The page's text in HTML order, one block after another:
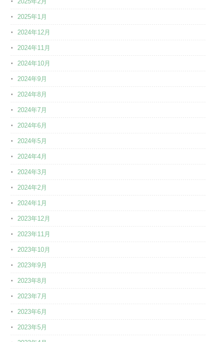
2025年1月
2024年12月
2024年11月
2024年10月
2024年9月
2024年8月
2024年7月
2024年6月
2024年5月
2024年4月
2024年3月
2024年2月
2024年1月
2023年12月
2023年11月
2023年10月
2023年9月
2023年8月
2023年7月
2023年6月
2023年5月